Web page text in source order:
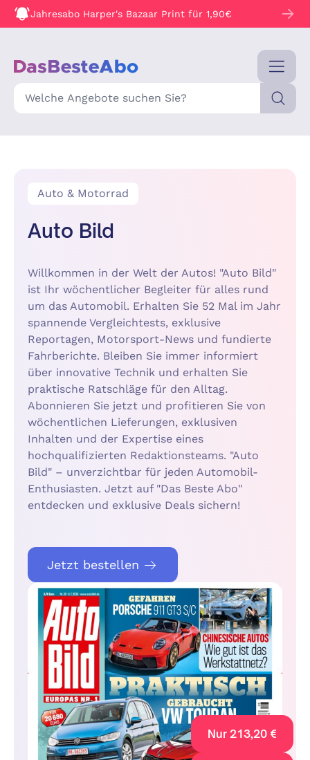
Jahresabo Harper's Bazaar Print für 1,90€
Suche
Auto & Motorrad
Auto Bild
Willkommen in der Welt der Autos! "Auto Bild"
ist Ihr wöchentlicher Begleiter für alles rund
um das Automobil. Erhalten Sie 52 Mal im Jahr
spannende Vergleichtests, exklusive
Reportagen, Motorsport-News und fundierte
Fahrberichte. Bleiben Sie immer informiert
über innovative Technik und erhalten Sie
praktische Ratschläge für den Alltag.
Abonnieren Sie jetzt und profitieren Sie von
wöchentlichen Lieferungen, exklusiven
Inhalten und der Expertise eines
hochqualifizierten Redaktionsteams. "Auto
Bild" – unverzichtbar für jeden Automobil-
Enthusiasten. Jetzt auf "Das Beste Abo"
entdecken und exklusive Deals sichern!
Jetzt bestellen
Nur 213,20 €